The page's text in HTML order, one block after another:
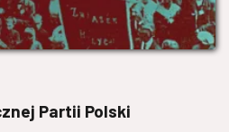
Partii Polski